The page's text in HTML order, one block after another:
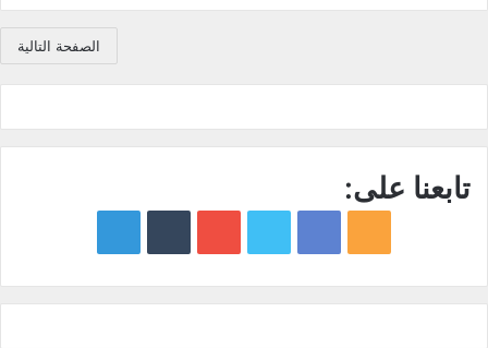
الصفحة التالية
تابعنا على: